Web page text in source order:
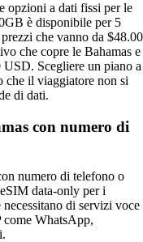
opzioni a dati fissi per le
è disponibile per 5
che vanno da $48.00
che copre le Bahamas e
Scegliere un piano a
che il viaggiatore non si
di dati.
con numero di
numero di telefono o
data‑only per i
di servizi voce
come WhatsApp,